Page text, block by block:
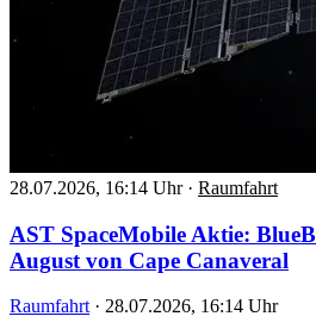
28.07.2026, 16:14 Uhr · Raumfahrt
AST SpaceMobile Aktie:
August von Cape Canaveral
Raumfahrt · 28.07.2026, 16:14 Uhr